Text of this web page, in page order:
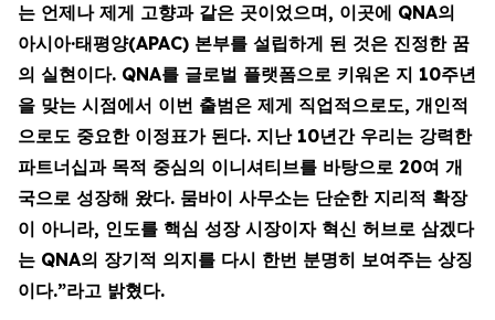
는 언제나 제게 고향과 같은 곳이었으며, 이곳에 QNA의
아시아·태평양(APAC) 본부를 설립하게 된 것은 진정한 꿈
의 실현이다. QNA를 글로벌 플랫폼으로 키워온 지 10주년
을 맞는 시점에서 이번 출범은 제게 직업적으로도, 개인적
으로도 중요한 이정표가 된다. 지난 10년간 우리는 강력한
파트너십과 목적 중심의 이니셔티브를 바탕으로 20여 개
국으로 성장해 왔다. 뭄바이 사무소는 단순한 지리적 확장
이 아니라, 인도를 핵심 성장 시장이자 혁신 허브로 삼겠다
는 QNA의 장기적 의지를 다시 한번 분명히 보여주는 상징
이다.”라고 밝혔다.